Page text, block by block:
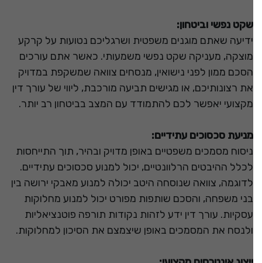
שקט נפשי וביטחון:
ידיעה שאתם מוגנים משפטית ושרגליכם נטועות על קרקע
מוצקה, מעניקה שקט נפשי משמעותי. כאשר אתם עורכים
הסכם ממון לפני נישואין, מנסחים צוואה שמשקפת במדויק
את רצונותיכם, או מגישים תביעה מורכבת, ליווי של עורך דין
מקצועי יאפשר לכם להתמודד עם המצב בביטחון רב יותר.
מניעת סכסוכים עתידיים:
ניסוח מסמכים משפטיים באופן מדויק ובהיר, תוך התייחסות
לכלל ההיבטים הרלוונטיים, יכול למנוע סכסוכים עתידיים.
לדוגמה, צוואה שנוסחה היטב יכולה למנוע מאבקי ירושה בין
בני משפחה, והסכם שותפות מפורט יכול למנוע מחלוקות
עסקיות. עורך דין ידע לזהות נקודות תורפה פוטנציאליות
ולנסח את המסמכים באופן שיצמצם את הסיכון למחלוקות.